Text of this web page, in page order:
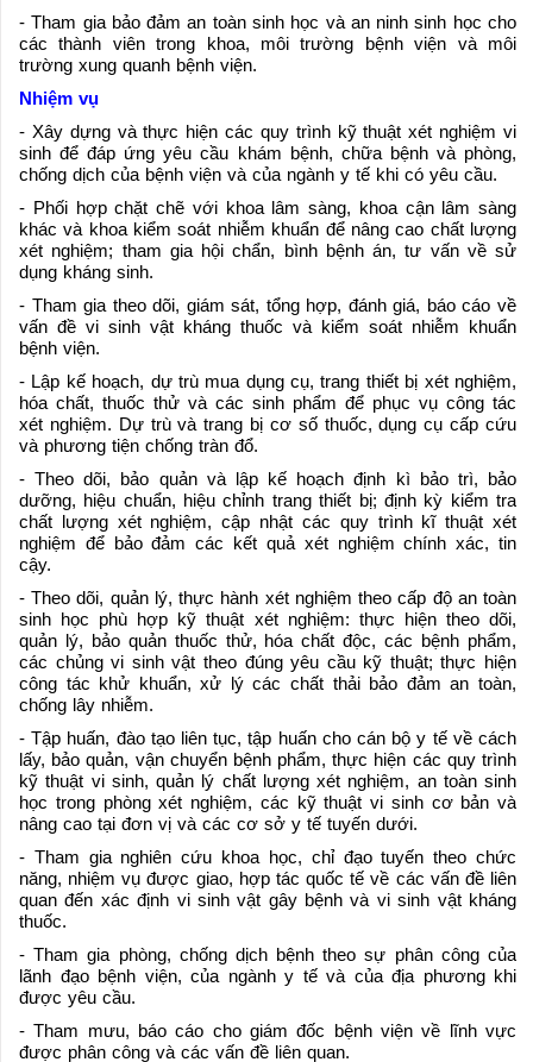
- Tham gia bảo đảm an toàn sinh học và an ninh sinh học cho
các thành viên trong khoa, môi trường bệnh viện và môi
trường xung quanh bệnh viện.
Nhiệm vụ
- Xây dựng và thực hiện các quy trình kỹ thuật xét nghiệm vi
sinh để đáp ứng yêu cầu khám bệnh, chữa bệnh và phòng,
chống dịch của bệnh viện và của ngành y tế khi có yêu cầu.
- Phối hợp chặt chẽ với khoa lâm sàng, khoa cận lâm sàng
khác và khoa kiểm soát nhiễm khuẩn để nâng cao chất lượng
xét nghiệm; tham gia hội chẩn, bình bệnh án, tư vấn về sử
dụng kháng sinh.
- Tham gia theo dõi, giám sát, tổng hợp, đánh giá, báo cáo về
vấn đề vi sinh vật kháng thuốc và kiểm soát nhiễm khuẩn
bệnh viện.
- Lập kế hoạch, dự trù mua dụng cụ, trang thiết bị xét nghiệm,
hóa chất, thuốc thử và các sinh phẩm để phục vụ công tác
xét nghiệm. Dự trù và trang bị cơ số thuốc, dụng cụ cấp cứu
và phương tiện chống tràn đổ.
- Theo dõi, bảo quản và lập kế hoạch định kì bảo trì, bảo
dưỡng, hiệu chuẩn, hiệu chỉnh trang thiết bị; định kỳ kiểm tra
chất lượng xét nghiệm, cập nhật các quy trình kĩ thuật xét
nghiệm để bảo đảm các kết quả xét nghiệm chính xác, tin
cậy.
- Theo dõi, quản lý, thực hành xét nghiệm theo cấp độ an toàn
sinh học phù hợp kỹ thuật xét nghiệm: thực hiện theo dõi,
quản lý, bảo quản thuốc thử, hóa chất độc, các bệnh phẩm,
các chủng vi sinh vật theo đúng yêu cầu kỹ thuật; thực hiện
công tác khử khuẩn, xử lý các chất thải bảo đảm an toàn,
chống lây nhiễm.
- Tập huấn, đào tạo liên tục, tập huấn cho cán bộ y tế về cách
lấy, bảo quản, vận chuyển bệnh phẩm, thực hiện các quy trình
kỹ thuật vi sinh, quản lý chất lượng xét nghiệm, an toàn sinh
học trong phòng xét nghiệm, các kỹ thuật vi sinh cơ bản và
nâng cao tại đơn vị và các cơ sở y tế tuyến dưới.
- Tham gia nghiên cứu khoa học, chỉ đạo tuyến theo chức
năng, nhiệm vụ được giao, hợp tác quốc tế về các vấn đề liên
quan đến xác định vi sinh vật gây bệnh và vi sinh vật kháng
thuốc.
- Tham gia phòng, chống dịch bệnh theo sự phân công của
lãnh đạo bệnh viện, của ngành y tế và của địa phương khi
được yêu cầu.
- Tham mưu, báo cáo cho giám đốc bệnh viện về lĩnh vực
được phân công và các vấn đề liên quan.